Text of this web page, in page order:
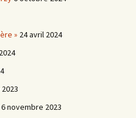
» 24 avril 2024
6 novembre 2023